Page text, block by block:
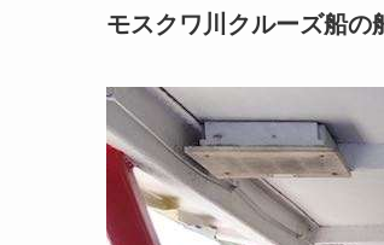
モスクワ川クルーズ船の